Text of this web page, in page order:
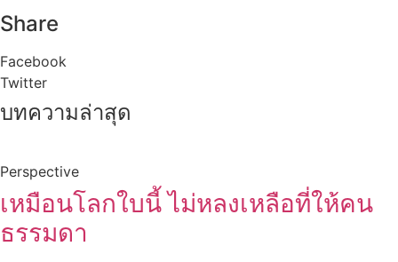
Share
Facebook
Twitter
บทความล่าสุด
Perspective
เหมือนโลกใบนี้ ไม่หลงเหลือที่ให้คน
ธรรมดา